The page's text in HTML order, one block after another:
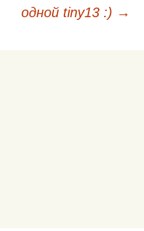
одной tiny13 :) →